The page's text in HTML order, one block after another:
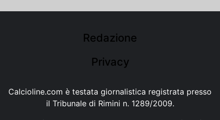
Redazione
Privacy
Calcioline.com è testata giornalistica registrata presso
il Tribunale di Rimini n. 1289/2009.